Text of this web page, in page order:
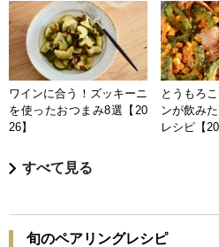
ワインに合う！ズッキーニ
を使ったおつまみ8選【20
26】
とうもろ
ンが飲み
レシピ【
すべて見る
旬のペアリングレシピ